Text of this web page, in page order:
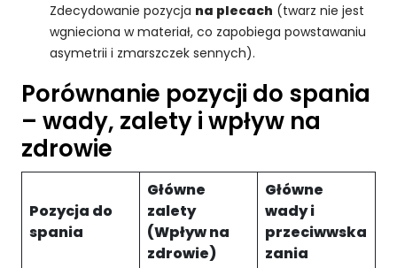
Zdecydowanie pozycja na plecach (twarz nie jest
wgnieciona w materiał, co zapobiega powstawaniu
asymetrii i zmarszczek sennych).
Porównanie pozycji do spania
– wady, zalety i wpływ na
zdrowie
Pozycja do
spania
Główne
zalety
(Wpływ na
zdrowie)
Główne
wady i
przeciwwska
zania
ę
aj
w
oj